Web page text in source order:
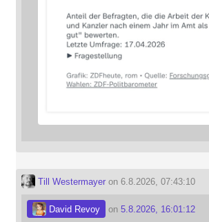
Till Westermayeron 6.8.2026, 07:43:10
David Revoy on 5.8.2026, 16:01:12